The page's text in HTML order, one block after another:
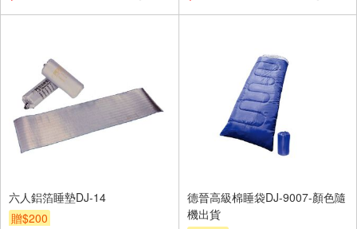
六人鋁箔睡墊DJ-14
贈$200
德晉高級棉睡袋DJ-9007-顏色隨
機出貨